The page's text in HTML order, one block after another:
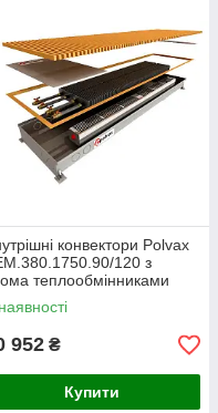
конвектори Polvax
120 з
теплообмінниками
952 ₴
Купити